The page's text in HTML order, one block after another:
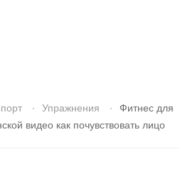
Упражнения
Фитнес для
видео как почувствовать лицо